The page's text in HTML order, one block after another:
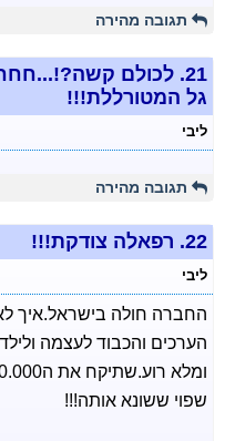
תגובה מהירה
21. לכולם
גל המטורללת!!!
ליבי
תגובה מהירה
22. רפאלה צודקת!!!
ליבי
החברה חולה בישראל.איך
הערכים והכבוד לעצמה
שפוי ששונא אותה!!!